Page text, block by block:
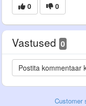
0 0
Vastused 0
Customer